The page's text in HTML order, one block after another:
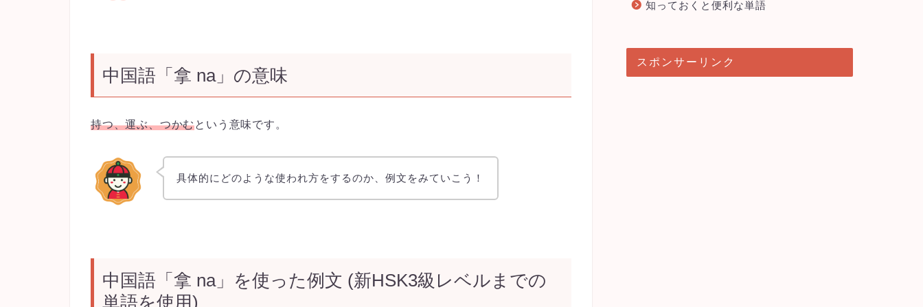
中国語「拿 na」の意味
持つ、運ぶ、つかむという意味です。
具体的にどのような使われ方をするのか、例文をみていこう！
中国語「拿 na」を使った例文 (新HSK3級レベルまでの
単語を使用)
知っておくと便利な単語
スポンサーリンク